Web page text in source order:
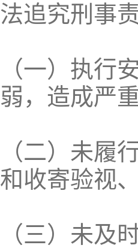
法追究刑事责
（一）执行
弱，造成严
（二）未履
和收寄验视
（三）未及